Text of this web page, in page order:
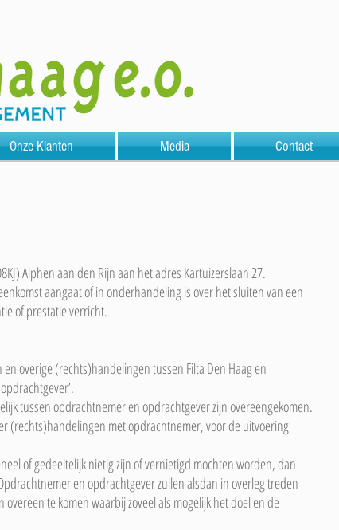
Onze Klanten Media Contact
Alphen aan den Rijn aan het adres Kartuizerslaan 27.
aangaat of in onderhandeling is over het sluiten van een
of prestatie verricht.
overige (rechts)handelingen tussen Filta Den Haag en
tussen opdrachtnemer en opdrachtgever zijn overeengekomen.
(rechts)handelingen met opdrachtnemer, voor de uitvoering
of gedeeltelijk nietig zijn of vernietigd mochten worden, dan
en opdrachtgever zullen alsdan in overleg treden
te komen waarbij zoveel als mogelijk het doel en de